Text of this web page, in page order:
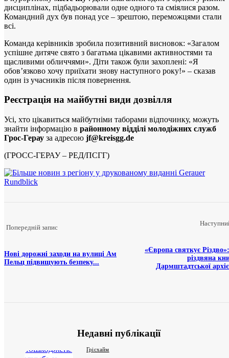
дисциплінах, підбадьорювали одне одного та сміялися разом.
Командний дух був понад усе – зрештою, переможцями стали
всі.
Команда керівників зробила позитивний висновок: «Загалом
успішне дитяче свято з багатьма цікавими активностями та
щасливими обличчями». Діти також були захоплені: «Я
обов’язково хочу приїхати знову наступного року!» – сказав
один із учасників після повернення.
Реєстрація на майбутні види дозвілля
Усі, хто цікавиться майбутніми таборами відпочинку, можуть
знайти інформацію в районному відділі молодіжних служб
Грос-Герау за адресою jf@kreisgg.de
(ГРОСС-ГЕРАУ – РЕД/ПСГГ)
Попередній запис
Нові дорожні заходи на вулиці Ам
Пельц підвищують безпеку...
«Європа святкує
різдвяна
Дармштадтської
Недавні публікації
Грісхайм